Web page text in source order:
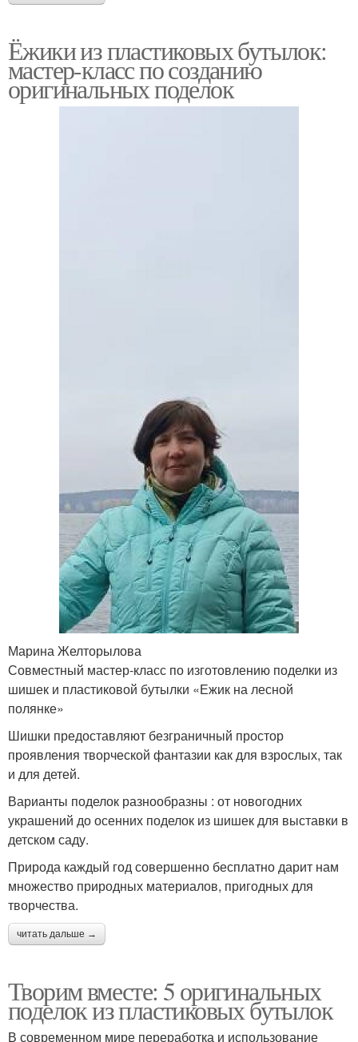
Ёжики из пластиковых бутылок:
мастер-класс по созданию
оригинальных поделок
Марина Желторылова
Совместный мастер-класс по изготовлению поделки из
шишек и пластиковой бутылки «Ежик на лесной
полянке»
Шишки предоставляют безграничный простор
проявления творческой фантазии как для взрослых, так
и для детей.
Варианты поделок разнообразны : от новогодних
украшений до осенних поделок из шишек для выставки в
детском саду.
Природа каждый год совершенно бесплатно дарит нам
множество природных материалов, пригодных для
творчества.
читать дальше →
Творим вместе: 5 оригинальных
поделок из пластиковых бутылок
В современном мире переработка и использование